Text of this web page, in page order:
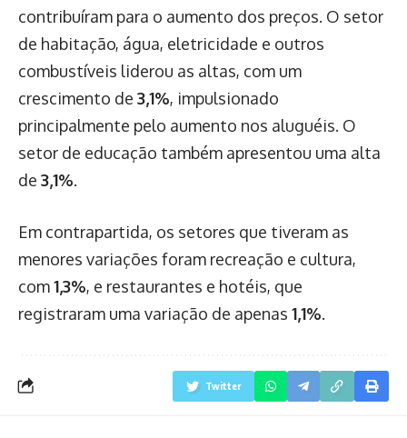
contribuíram para o aumento dos preços. O setor
de habitação, água, eletricidade e outros
combustíveis liderou as altas, com um
crescimento de 3,1%, impulsionado
principalmente pelo aumento nos aluguéis. O
setor de educação também apresentou uma alta
de 3,1%.
Em contrapartida, os setores que tiveram as
menores variações foram recreação e cultura,
com1,3%, e restaurantes e hotéis, que
registraram uma variação de apenas 1,1%.
Twitter